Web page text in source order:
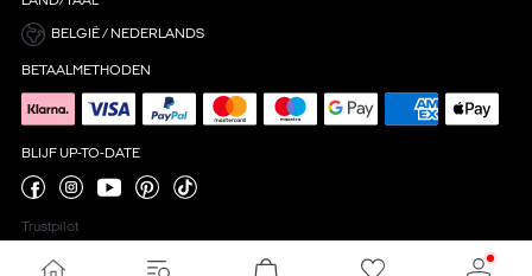
BELGIË / NEDERLANDS
BETAALMETHODEN
BLIJF UP-TO-DATE
Trustpilot